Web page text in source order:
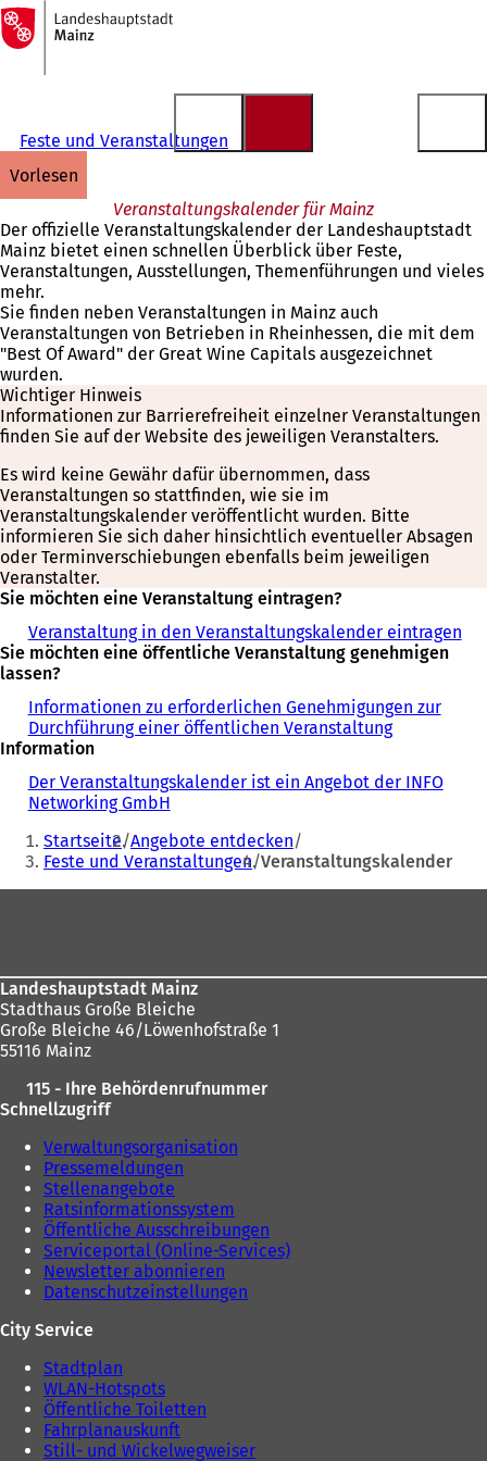
Inhalt anspringen
Zur
Startseite
Feste und Veranstaltungen
vorlesen
Veranstaltungskalender für Mainz
Der offizielle Veranstaltungskalender der Landeshauptstadt
Mainz bietet einen schnellen Überblick über Feste,
Veranstaltungen, Ausstellungen, Themenführungen und vieles
mehr.
Sie finden neben Veranstaltungen in Mainz auch
Veranstaltungen von Betrieben in Rheinhessen, die mit dem
"Best Of Award" der Great Wine Capitals ausgezeichnet
wurden.
Wichtiger Hinweis
Informationen zur Barrierefreiheit einzelner Veranstaltungen
finden Sie auf der Website des jeweiligen Veranstalters.
Es wird keine Gewähr dafür übernommen, dass
Veranstaltungen so stattfinden, wie sie im
Veranstaltungskalender veröffentlicht wurden. Bitte
informieren Sie sich daher hinsichtlich eventueller Absagen
oder Terminverschiebungen ebenfalls beim jeweiligen
Veranstalter.
Sie möchten eine Veranstaltung eintragen?
Veranstaltung in den Veranstaltungskalender eintragen
Sie möchten eine öffentliche Veranstaltung genehmigen
lassen?
Informationen zu erforderlichen Genehmigungen zur
Durchführung einer öffentlichen Veranstaltung
Information
Der Veranstaltungskalender ist ein Angebot der INFO
Networking GmbH
Sie
befinden
sich
Startseite Angebote entdecken
Feste und Veranstaltungen Veranstaltungskalender
Landeshauptstadt Mainz
Stadthaus Große Bleiche
Große Bleiche 46/Löwenhofstraße 1
55116 Mainz
115 - Ihre Behördenrufnummer
Schnellzugriff
Verwaltungsorganisation
Pressemeldungen
Stellenangebote
Ratsinformationssystem
Öffentliche Ausschreibungen
Serviceportal (Online-Services)
Newsletter abonnieren
Datenschutzeinstellungen
City Service
Stadtplan
WLAN-Hotspots
Öffentliche Toiletten
Fahrplanauskunft
Still- und Wickelwegweiser